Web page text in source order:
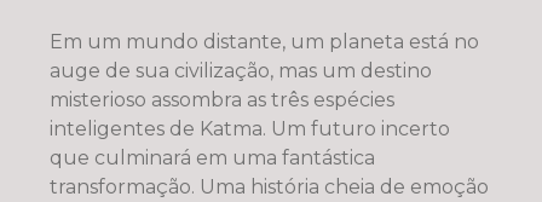
Em um mundo distante, um planeta está no
auge de sua civilização, mas um destino
misterioso assombra as três espécies
inteligentes de Katma. Um futuro incerto
que culminará em uma fantástica
transformação. Uma história cheia de emoção